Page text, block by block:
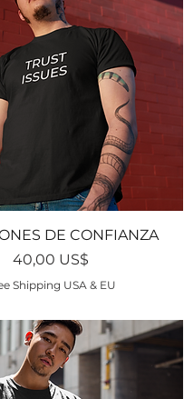
Vista rápida
DE CONFIANZA
Precio
40,00 US$
Shipping USA & EU